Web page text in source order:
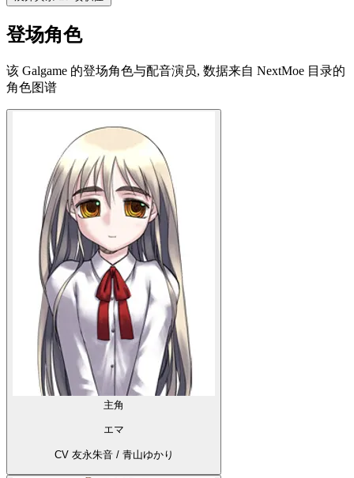
登场角色
该 Galgame 的登场角色与配音演员, 数据来自 NextMoe 目录的
角色图谱
主角
エマ
CV 友永朱音 / 青山ゆかり